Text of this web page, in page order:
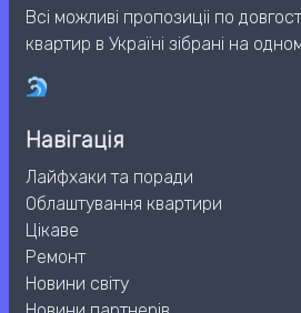
Всі можливі пропозиціі по
квартир в Україні зібрані на
Навігація
Лайфхаки та поради
Облаштування квартири
Цікаве
Ремонт
Новини світу